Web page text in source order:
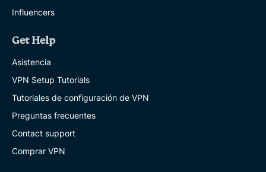
Influencers
Get Help
Asistencia
VPN Setup Tutorials
Tutoriales de configuración de VPN
Preguntas frecuentes
Contact support
Comprar VPN